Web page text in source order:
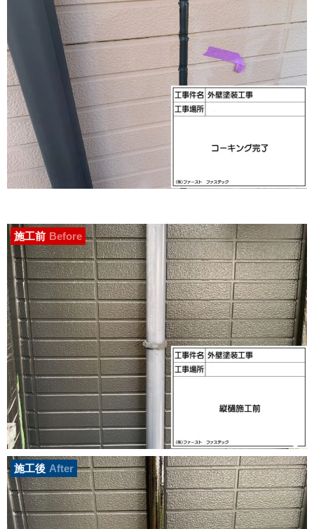
施工前 Before
施工後 After